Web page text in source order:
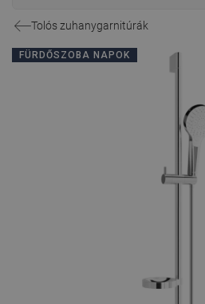
Tolós zuhanygarnitúrák
FÜRDŐSZOBA NAPOK